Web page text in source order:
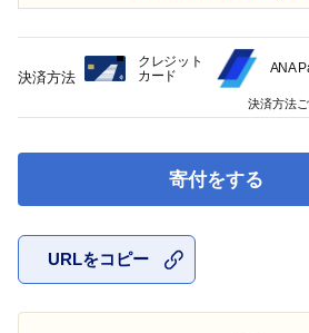
寄付をする
URLをコピー
決済方法
クレジット
カード
ANA
決済方法